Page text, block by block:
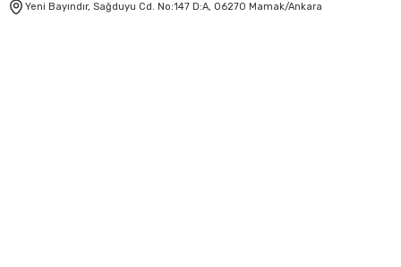
Yeni Bayındır, Sağduyu Cd. No:147 D:A, 06270 Mamak/Ankara